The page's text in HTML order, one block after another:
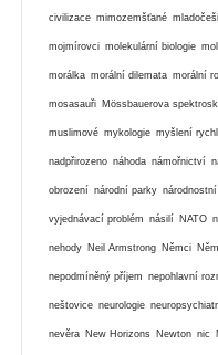
civilizace mimozemšťané mladočeši
mojmírovci molekulární biologie
morálka morální dilemata morální
mosasauři Mössbauerova
muslimové mykologie myšlení
nadpřirozeno náhoda námořnictví
obrození národní parky
vyjednávací problém násilí NATO
nehody Neil Armstrong Němci
nepodmíněný příjem nepohlavní
neštovice neurologie
nevěra New Horizons Newton nic